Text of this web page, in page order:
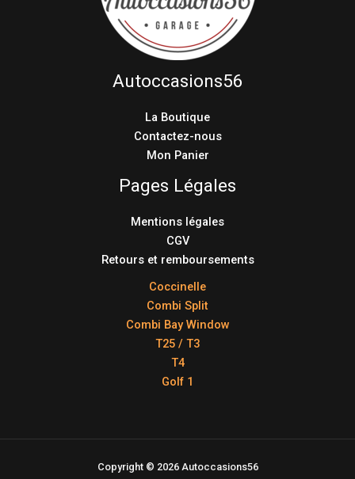
Autoccasions56
La Boutique
Contactez-nous
Mon Panier
Pages Légales
Mentions légales
CGV
Retours et remboursements
Coccinelle
Combi Split
Combi Bay Window
T25 / T3
T4
Golf 1
Copyright © 2026 Autoccasions56